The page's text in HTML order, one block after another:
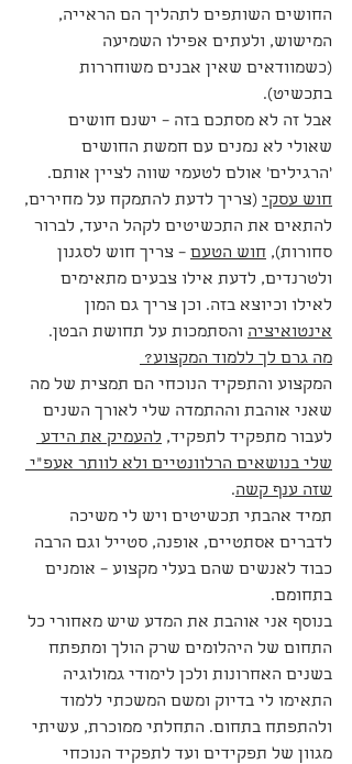
החושים השותפים לתהליך הם הראייה,
המישוש, ולעתים אפילו השמיעה
(כשמוודאים שאין אבנים משוחררות
בתכשיט).
אבל זה לא מסתכם בזה – ישנם חושים
שאולי לא נמנים עם חמשת החושים
'הרגילים' אולם לטעמי שווה לציין אותם.
חוש עסקי (צריך לדעת להתמקח על מחירים,
להתאים את התכשיטים לקהל היעד, לברור
סחורות), חוש הטעם – צריך חוש לסגנון
ולטרנדים, לדעת אילו צבעים מתאימים
לאילו וכיוצא בזה. וכן צריך גם המון
אינטואיציה והסתמכות על תחושת הבטן.
מה גרם לך ללמוד המקצוע?
המקצוע והתפקיד הנוכחי הם תמצית של מה
שאני אוהבת וההתמדה שלי לאורך השנים
לעבור מתפקיד לתפקיד, להעמיק את הידע
שלי בנושאים הרלוונטיים ולא לוותר אעפ"י
שזה ענף קשה.
תמיד אהבתי תכשיטים ויש לי משיכה
לדברים אסתטיים, אופנה, סטייל וגם הרבה
כבוד לאנשים שהם בעלי מקצוע – אומנים
בתחומם.
בנוסף אני אוהבת את המדע שיש מאחורי כל
התחום של היהלומים שרק הולך ומתפתח
בשנים האחרונות ולכן לימודי גמולוגיה
התאימו לי בדיוק ומשם המשכתי ללמוד
ולהתפתח בתחום. התחלתי ממוכרת, עשיתי
מגוון של תפקידים ועד לתפקיד הנוכחי